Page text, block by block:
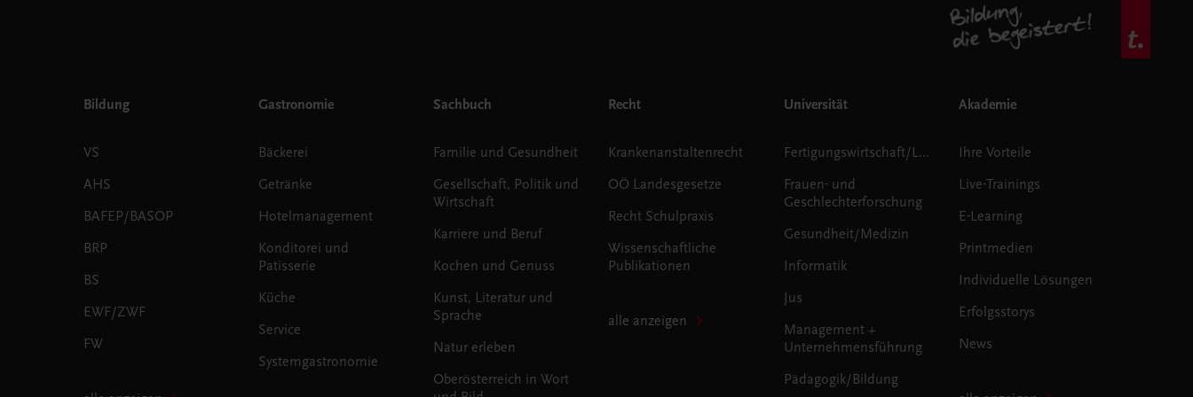
Bildung
VS
AHS
BAFEP/BASOP
BRP
BS
EWF/ZWF
FW
Gastronomie
Bäckerei
Getränke
Hotelmanagement
Konditorei und
Patisserie
Küche
Service
Systemgastronomie
Sachbuch
Familie und Gesundheit
Gesellschaft, Politik und
Wirtschaft
Karriere und Beruf
Kochen und Genuss
Kunst, Literatur und
Sprache
Natur erleben
Oberösterreich in Wort
Recht
Krankenanstaltenrecht
OÖ Landesgesetze
Recht Schulpraxis
Wissenschaftliche
Publikationen
alle anzeigen
Universität
Fertigungswirtschaft/Logistik
Frauen- und
Geschlechterforschung
Gesundheit/Medizin
Informatik
Jus
Management +
Unternehmensführung
Pädagogik/Bildung
Akademie
Ihre Vorteile
Live-Trainings
E-Learning
Printmedien
Individuelle Lösungen
Erfolgsstorys
News